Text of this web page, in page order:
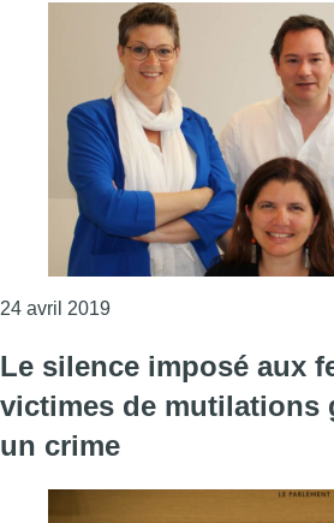
24 avril 2019Consulter l'article
Le silence imposé aux
victimes de mutilations
un crime